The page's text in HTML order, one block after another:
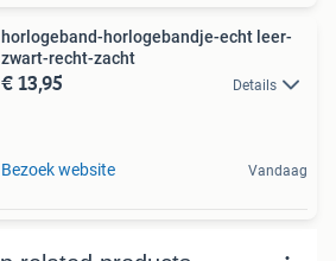
horlogeband-horlogebandje-echt leer-
zwart-recht-zacht
€ 13,95 Details
Bezoek website Vandaag